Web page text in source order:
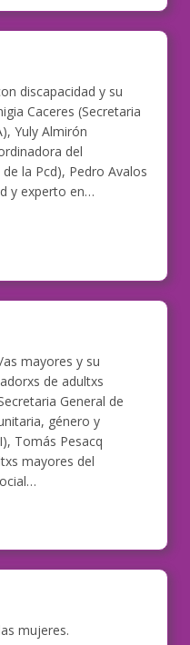
discapacidad y su
Caceres (Secretaria
Yuly Almirón
del
la Pcd), Pedro Avalos
y experto en…
mayores y su
de adultxs
General de
género y
Tomás Pesacq
mayores del
mujeres.